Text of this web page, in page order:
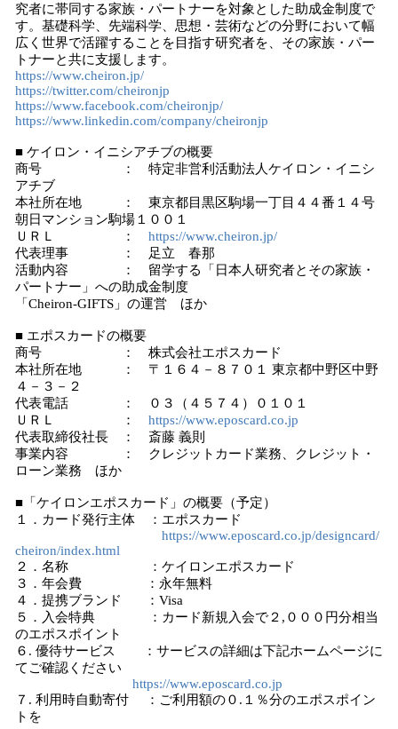
究者に帯同する家族・パートナーを対象とした助成金制度で
す。基礎科学、先端科学、思想・芸術などの分野において幅
広く世界で活躍することを目指す研究者を、その家族・パー
トナーと共に支援します。
https://www.cheiron.jp/
https://twitter.com/cheironjp
https://www.facebook.com/cheironjp/
https://www.linkedin.com/company/cheironjp
■ ケイロン・イニシアチブの概要
商号 ： 特定非営利活動法人ケイロン・イニシ
アチブ
本社所在地 ： 東京都目黒区駒場一丁目４４番１４号
朝日マンション駒場１００１
ＵＲＬ ： https://www.cheiron.jp/
代表理事 ： 足立 春那
活動内容 ： 留学する「日本人研究者とその家族・
パートナー」への助成金制度
「Cheiron-GIFTS」の運営 ほか
■ エポスカードの概要
商号 ： 株式会社エポスカード
本社所在地 ： 〒１６４－８７０１ 東京都中野区中野
４－３－２
代表電話 ： ０３（４５７４）０１０１
ＵＲＬ ： https://www.eposcard.co.jp
代表取締役社長 ： 斎藤 義則
事業内容 ： クレジットカード業務、クレジット・
ローン業務 ほか
■「ケイロンエポスカード」の概要（予定）
１．カード発行主体 ：エポスカード
https://www.eposcard.co.jp/designcard/
cheiron/index.html
２．名称 ：ケイロンエポスカード
３．年会費 ：永年無料
４．提携ブランド ：Visa
５．入会特典 ：カード新規入会で２,０００円分相当
のエポスポイント
６. 優待サービス ：サービスの詳細は下記ホームページに
てご確認ください
https://www.eposcard.co.jp
７. 利用時自動寄付 ：ご利用額の０.１％分のエポスポイン
トを